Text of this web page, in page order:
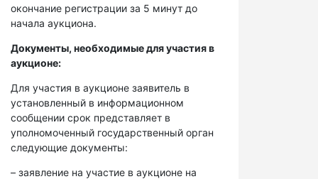
окончание регистрации за 5 минут до
начала аукциона.
Документы, необходимые для участия в
аукционе:
Для участия в аукционе заявитель в
установленный в информационном
сообщении срок представляет в
уполномоченный государственный орган
следующие документы:
– заявление на участие в аукционе на